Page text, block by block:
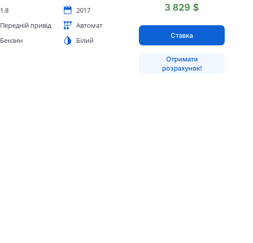
1.8
2017
Передній привід
Автомат
Бензин
Білий
3 829 $
Ставка
Отримати
розрахунок!